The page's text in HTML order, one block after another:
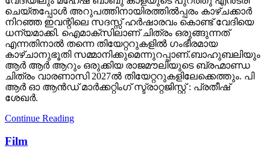
ചെയ്തപ്പോൾ അറുപത്തിനായിരത്തിൽപ്പരം കാഴ്ചക്കാർ
നിറഞ്ഞ ഇവന്റിലെ സദസ്സ് ഹർഷാരവം കൊണ്ട് വേദിയെ
ധന്യമാക്കി. ഐമാക്‌സിലാണ് ചിത്രം ഒരുങ്ങുന്നത്
എന്നതിനാല്‍ തന്നെ തിയേറ്ററുകളില്‍ ഗംഭീരമായ
കാഴ്ചാനുഭൂതി സമ്മാനിക്കുമെന്നുറപ്പാണ്.ബാഹുബലിയും
ആർ ആർ ആറും ഒരുക്കിയ രാജമൗലിയുടെ ബ്രഹ്മാണ്ഡ
ചിത്രം വാരണാസി 2027ൽ തിയേറ്ററുകളിലേക്കെത്തും. പി
ആർ ഓ ആൻഡ് മാർക്കറ്റിംഗ് സ്ട്രാറ്റജിസ്റ്റ് : പ്രതീഷ്
ശേഖർ.
Continue Reading
Film